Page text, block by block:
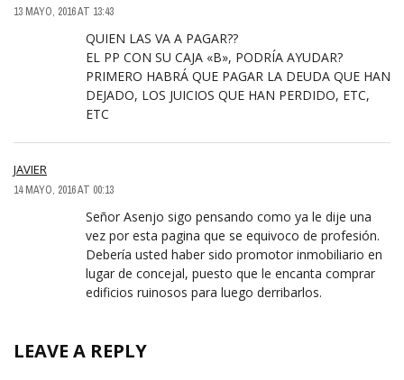
13 MAYO, 2016 AT 13:43
QUIEN LAS VA A PAGAR??
EL PP CON SU CAJA «B», PODRÍA AYUDAR?
PRIMERO HABRÁ QUE PAGAR LA DEUDA QUE HAN
DEJADO, LOS JUICIOS QUE HAN PERDIDO, ETC,
ETC
JAVIER
14 MAYO, 2016 AT 00:13
Señor Asenjo sigo pensando como ya le dije una
vez por esta pagina que se equivoco de profesión.
Debería usted haber sido promotor inmobiliario en
lugar de concejal, puesto que le encanta comprar
edificios ruinosos para luego derribarlos.
LEAVE A REPLY